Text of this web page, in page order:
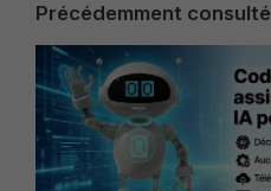
Précédemment consulté